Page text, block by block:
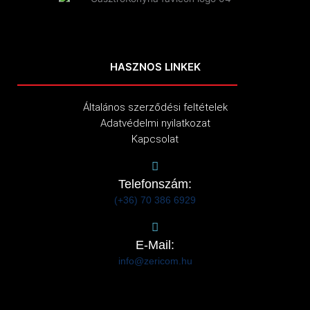
HASZNOS LINKEK
Általános szerződési feltételek
Adatvédelmi nyilatkozat
Kapcsolat
Telefonszám:
(+36) 70 386 6929
E-Mail:
info@zericom.hu